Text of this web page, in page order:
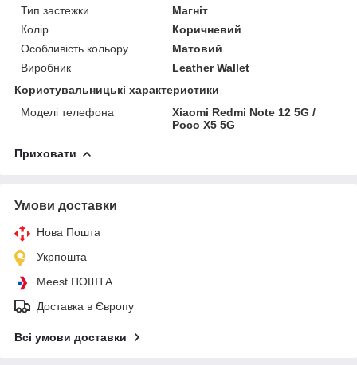
Тип застежки
Магніт
Колір
Коричневий
Особливість кольору
Матовий
Виробник
Leather Wallet
Користувальницькі характеристики
Моделі телефона
Xiaomi Redmi Note 12 5G /
Poco X5 5G
Приховати
Умови доставки
Нова Пошта
Укрпошта
Meest ПОШТА
Доставка в Європу
Всі умови доставки